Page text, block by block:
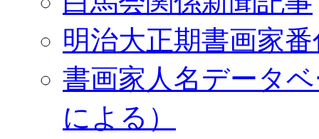
明治大正期書画家
書画家人名データ
による）